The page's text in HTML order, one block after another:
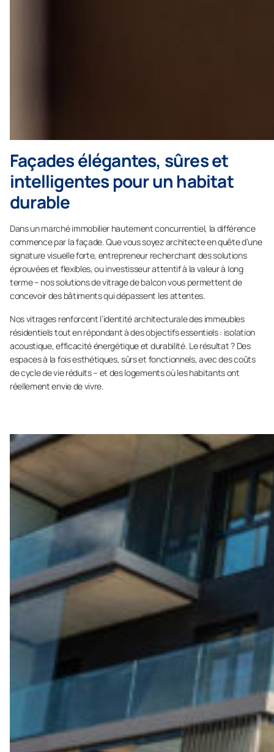
Façades élégantes, sûres et
intelligentes pour un habitat
durable
Dans un marché immobilier hautement concurrentiel, la différence
commence par la façade. Que vous soyez architecte en quête d’une
signature visuelle forte, entrepreneur recherchant des solutions
éprouvées et flexibles, ou investisseur attentif à la valeur à long
terme – nos solutions de vitrage de balcon vous permettent de
concevoir des bâtiments qui dépassent les attentes.
Nos vitrages renforcent l’identité architecturale des immeubles
résidentiels tout en répondant à des objectifs essentiels : isolation
acoustique, efficacité énergétique et durabilité. Le résultat ? Des
espaces à la fois esthétiques, sûrs et fonctionnels, avec des coûts
de cycle de vie réduits – et des logements où les habitants ont
réellement envie de vivre.